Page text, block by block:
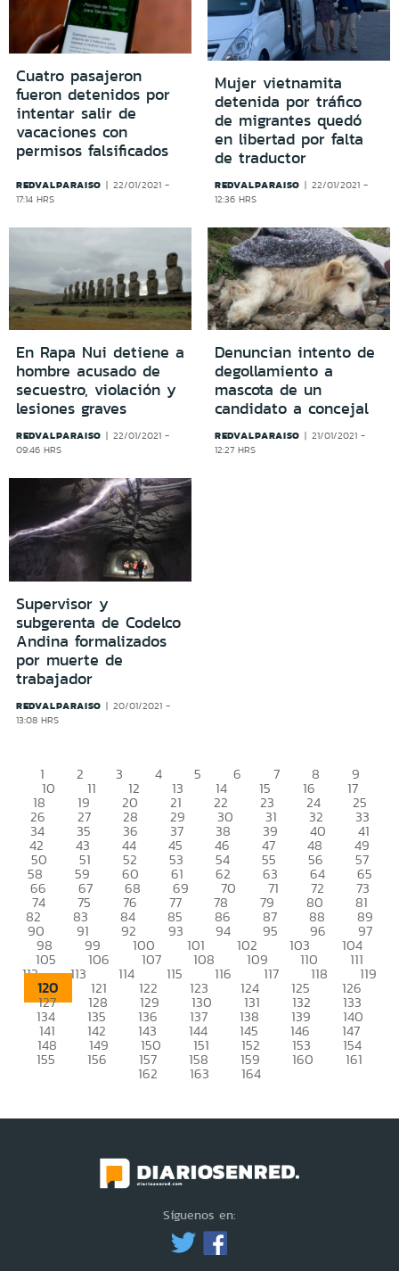
Cuatro pasajeron
fueron detenidos por
intentar salir de
vacaciones con
permisos falsificados
REDVALPARAISO
22/01/2021 -
17:14 HRS
Mujer vietnamita
detenida por tráfico
de migrantes quedó
en libertad por falta
de traductor
REDVALPARAISO
22/01/2021 -
12:36 HRS
En Rapa Nui detiene a
hombre acusado de
secuestro, violación y
lesiones graves
REDVALPARAISO
22/01/2021 -
09:46 HRS
Denuncian intento de
degollamiento a
mascota de un
candidato a concejal
REDVALPARAISO
21/01/2021 -
12:27 HRS
Supervisor y
subgerenta de Codelco
Andina formalizados
por muerte de
trabajador
REDVALPARAISO
20/01/2021 -
13:08 HRS
1 2 3 4 5 6 7 8 9
10 11 12 13 14 15 16 17
18 19 20 21 22 23 24 25
26 27 28 29 30 31 32 33
34 35 36 37 38 39 40 41
42 43 44 45 46 47 48 49
50 51 52 53 54 55 56 57
58 59 60 61 62 63 64 65
66 67 68 69 70 71 72 73
74 75 76 77 78 79 80 81
82 83 84 85 86 87 88 89
90 91 92 93 94 95 96 97
98 99 100 101 102 103 104
105 106 107 108 109 110 111
112 113 114 115 116 117 118 119
120 121 122 123 124 125 126
127 128 129 130 131 132 133
134 135 136 137 138 139 140
141 142 143 144 145 146 147
148 149 150 151 152 153 154
155 156 157 158 159 160 161
162 163 164
Síguenos en: